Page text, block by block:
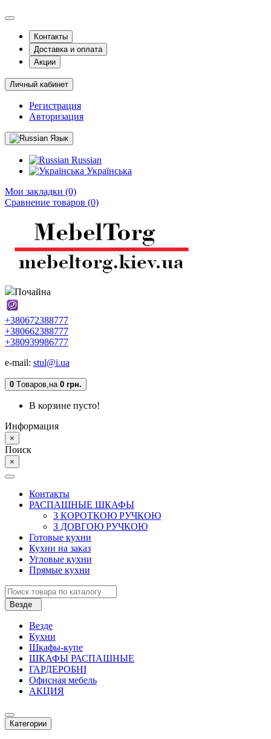
Контакты
Доставка и оплата
Акции
Личный кабинет
Регистрация
Авторизация
Язык
Russian
Українська
Мои закладки (0)
Сравнение товаров (0)
Почайна
+380672388777
+380662388777
+380939986777
e-mail: stul@i.ua
0 Tоваров,на 0 грн.
В корзине пусто!
Информация
×
Поиск
×
Контакты
РАСПАШНЫЕ ШКАФЫ
З КОРОТКОЮ РУЧКОЮ
З ДОВГОЮ РУЧКОЮ
Готовые кухни
Кухни на заказ
Угловые кухни
Прямые кухни
Везде
Везде
Кухни
Шкафы-купе
ШКАФЫ РАСПАШНЫЕ
ГАРДЕРОБНІ
Офисная мебель
АКЦИЯ
Категории